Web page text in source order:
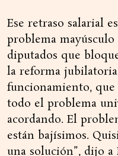
Ese retraso salarial
problema
diputados que
la reforma
funcionamiento,
todo el problema
acordando. El
están bajísimos.
una solución”, dijo